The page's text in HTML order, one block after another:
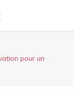
pour un